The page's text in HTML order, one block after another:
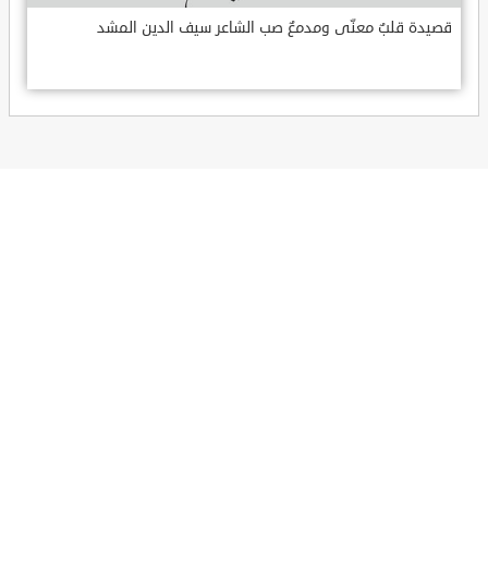
قصيدة قلبٌ معنّى ومدمعٌ صب الشاعر سيف الدين المشد